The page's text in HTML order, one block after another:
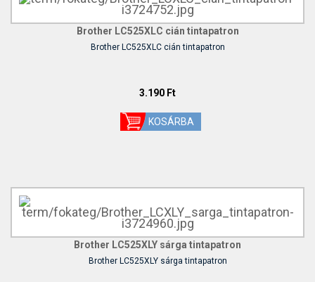
Brother LC525XLC cián tintapatron
Brother LC525XLC cián tintapatron
3.190 Ft
Brother LC525XLY sárga tintapatron
Brother LC525XLY sárga tintapatron